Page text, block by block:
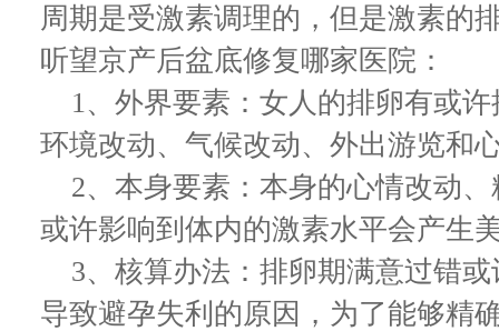
周期是受激素调理的，但是激素的
听望京产后盆底修复哪家医院：
1、外界要素：女人的排卵有或
环境改动、气候改动、外出游览和
2、本身要素：本身的心情改动
或许影响到体内的激素水平会产生
3、核算办法：排卵期满意过错
导致避孕失利的原因，为了能够精